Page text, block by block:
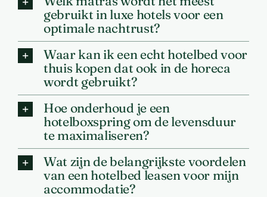
gebruikt in luxe hotels voor een
optimale nachtrust?
Waar kan ik een echt hotelbed voor
thuis kopen dat ook in de horeca
wordt gebruikt?
Hoe onderhoud je een
hotelboxspring om de levensduur
te maximaliseren?
Wat zijn de belangrijkste voordelen
van een hotelbed leasen voor mijn
accommodatie?